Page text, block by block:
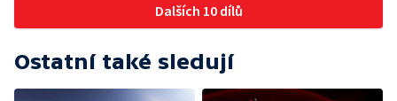
Dalších 10 dílů
Ostatní také sledují